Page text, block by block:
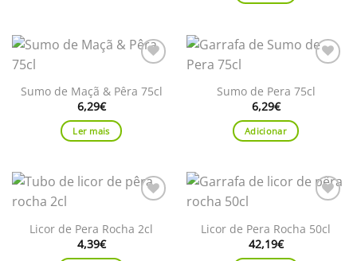
aos
favoritos
Sumo de Maçã & Pêra 75cl
6,29€
Ler mais
aos
favoritos
Sumo de Pera 75cl
6,29€
Adicionar
aos
favoritos
Licor de Pera Rocha 2cl
4,39€
aos
favoritos
Licor de Pera Rocha 50cl
42,19€